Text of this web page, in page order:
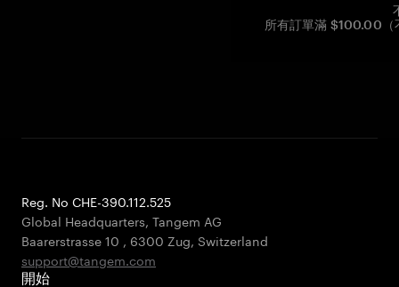
所有訂單滿 $100.00（
Reg. No CHE-390.112.525
Global Headquarters, Tangem AG
Baarerstrasse 10 , 6300 Zug, Switzerland
support@tangem.com
開始